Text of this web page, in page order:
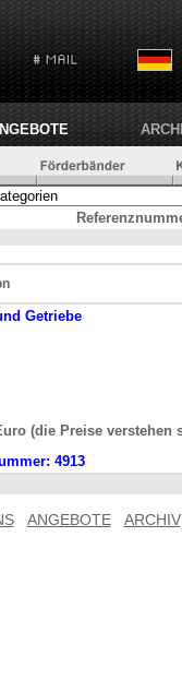
Getriebe
(die Preise
4913
ANGEBOTE ARCHIV